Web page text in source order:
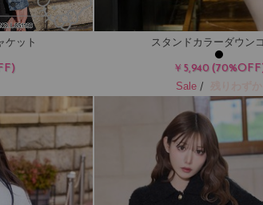
ケット スタンドカラーダウン
￥5,940
Sale/